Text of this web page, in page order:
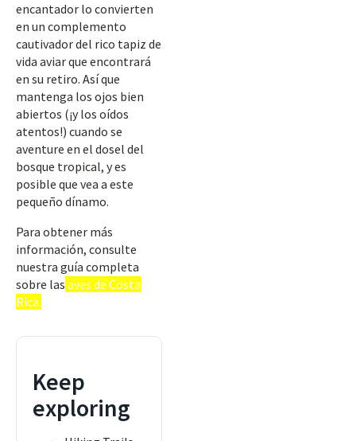
encantador lo convierten
en un complemento
cautivador del rico tapiz de
vida aviar que encontrará
en su retiro. Así que
mantenga los ojos bien
abiertos (¡y los oídos
atentos!) cuando se
aventure en el dosel del
bosque tropical, y es
posible que vea a este
pequeño dínamo.
Para obtener más
información, consulte
nuestra guía completa
sobre las aves de Costa
Rica.
Keep
exploring